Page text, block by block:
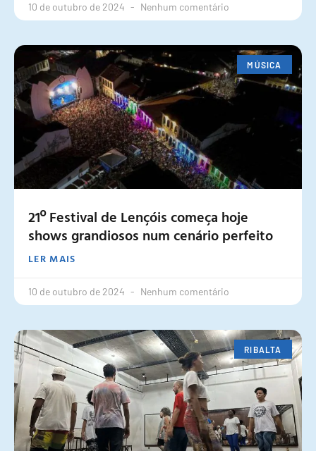
10 de outubro de 2024 Nenhum comentário
MÚSICA
21º Festival de Lençóis começa hoje
shows grandiosos num cenário perfeito
LER MAIS
10 de outubro de 2024 Nenhum comentário
RIBALTA